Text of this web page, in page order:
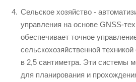
Сельское хозяйство -
управления на основе GNSS-
обеспечивает точное
сельскохозяйственной
в 2,5 сантиметра. Эти системы
для планирования и